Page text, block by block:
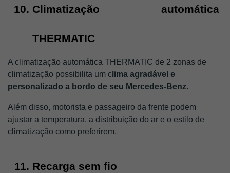
Climatização automática
THERMATIC
A climatização automática THERMATIC de 2 zonas de
climatização possibilita um c lima agradável e
personalizado a bordo de seu Mercedes-Benz.
Além disso, motorista e passageiro da frente podem
ajustar a temperatura, a distribuição do ar e o estilo de
climatização como preferirem.
Recarga sem fio